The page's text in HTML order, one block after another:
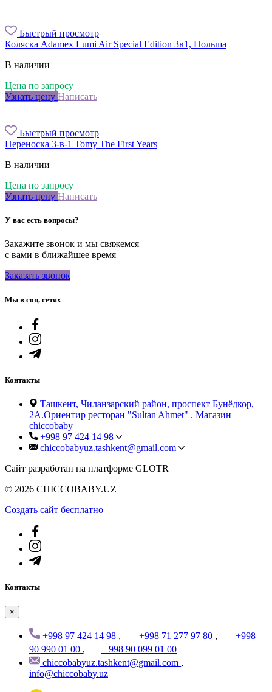
Быстрый просмотр
Коляска Adamex Lumi Air Special Edition 3в1, Польша
В наличии
Цена по запросу
Узнать цену Написать
Быстрый просмотр
Переноска 3-в-1 Tomy The First Years
В наличии
Цена по запросу
Узнать цену Написать
У вас есть вопросы?
Закажите звонок и мы свяжемся
с вами в ближайшее время
Заказать звонок
Мы в соц. сетях
Контакты
Ташкент, Чиланзарский район, проспект Бунёдкор,
2А.Ориентир ресторан "Sultan Ahmet" . Магазин
chiccobaby
+998 97 424 14 98
chiccobabyuz.tashkent@gmail.com
Сайт разработан на платформе GLOTR
© 2026 CHICCOBABY.UZ
Создать cайт бесплатно
Контакты
×
+998 97 424 14 98 , +998 71 277 97 80 ,
+998
90 990 01 00 ,
+998 90 099 01 00
chiccobabyuz.tashkent@gmail.com ,
info@chiccobaby.uz